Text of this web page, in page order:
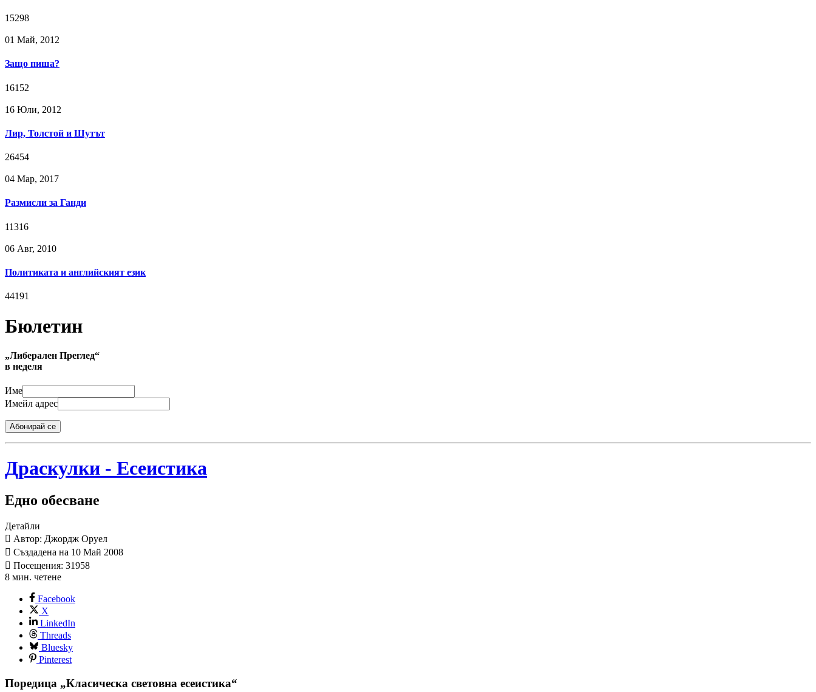
15298
01 Май, 2012
Защо пиша?
16152
16 Юли, 2012
Лир, Толстой и Шутът
26454
04 Мар, 2017
Размисли за Ганди
11316
06 Авг, 2010
Политиката и английският език
44191
Бюлетин
„Либерален Преглед“
в неделя
Име
Имейл адрес
Абонирай се
Драскулки - Есеистика
Едно обесване
Детайли
Автор: Джордж Оруел
Създадена на 10 Май 2008
Посещения: 31958
8 мин. четене
Facebook
X
LinkedIn
Threads
Bluesky
Pinterest
Поредица „Класическа световна есеистика“